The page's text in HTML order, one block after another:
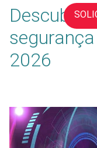
Descubra
2026